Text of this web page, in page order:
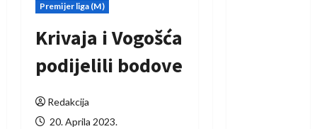
Premijer liga (M)
Krivaja i Vogošća
podijelili bodove
Redakcija
20. Aprila 2023.